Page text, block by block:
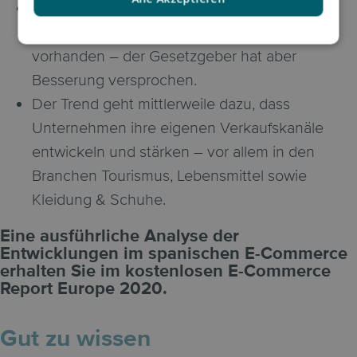
Regulatorische Rahmenbedingungen zur
vorhanden – der Gesetzgeber hat aber
Besserung versprochen.
Der Trend geht mittlerweile dazu, dass
Unternehmen ihre eigenen Verkaufskanäle
entwickeln und stärken – vor allem in den
Branchen Tourismus, Lebensmittel sowie
Kleidung & Schuhe.
Eine ausführliche Analyse der
Entwicklungen im spanischen E-Commerce
erhalten Sie im kostenlosen E-Commerce
Report Europe 2020.
Gut zu wissen